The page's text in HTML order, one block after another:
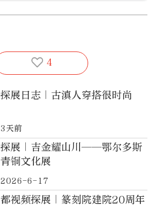
4
探展日志｜古滇人穿搭很时尚
3天前
探展｜吉金耀山川——鄂尔多斯
青铜文化展
2026-6-17
都视频探展｜篆刻院建院20周年